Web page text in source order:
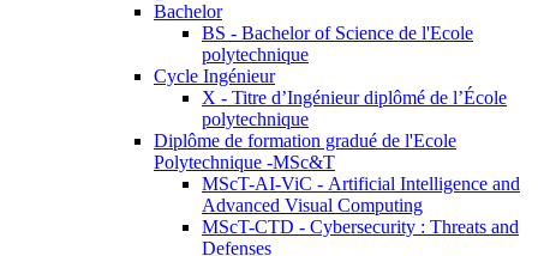
Bachelor
BS - Bachelor of Science de l'Ecole
polytechnique
Cycle Ingénieur
X - Titre d’Ingénieur diplômé de l’École
polytechnique
Diplôme de formation gradué de l'Ecole
Polytechnique -MSc&T
MScT-AI-ViC - Artificial Intelligence and
Advanced Visual Computing
MScT-CTD - Cybersecurity : Threats and
Defenses